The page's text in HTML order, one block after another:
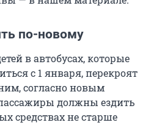
по-новому
в автобусах, которые
с 1 января, перекроят
согласно новым
должны ездить
средствах не старше